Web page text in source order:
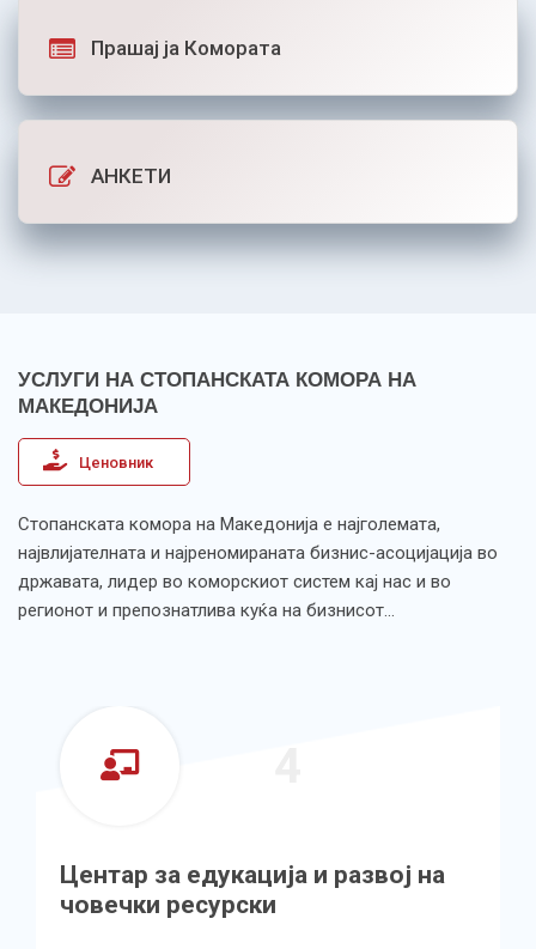
Прашај ја Комората
АНКЕТИ
УСЛУГИ НА СТОПАНСКАТА КОМОРА НА
МАКЕДОНИЈА
Ценовник
Стопанската комора на Македонија е најголемата,
највлијателната и најреномираната бизнис-асоцијација во
државата, лидер во коморскиот систем кај нас и во
регионот и препознатлива куќа на бизнисот…
Центар за унапредување на
квалитетот во производството и